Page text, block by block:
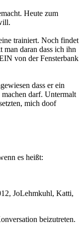
Heute zum
trainiert. Noch findet
daran dass ich ihn
von der Fensterbank
dass er ein
darf. Untermalt
mich doof
es heißt:
, JoLehmkuhl, Katti,
beizutreten.